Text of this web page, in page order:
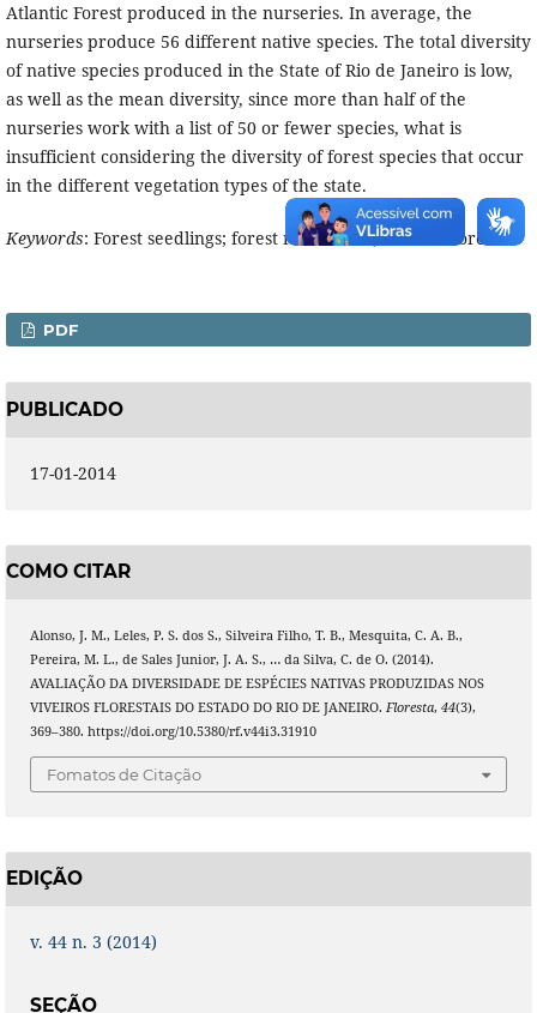
Atlantic Forest produced in the nurseries. In average, the
nurseries produce 56 different native species. The total diversity
of native species produced in the State of Rio de Janeiro is low,
as well as the mean diversity, since more than half of the
nurseries work with a list of 50 or fewer species, what is
insufficient considering the diversity of forest species that occur
in the different vegetation types of the state.
Keywords: Forest seedlings; forest restoration; Atlantic Forest.
PDF
PUBLICADO
17-01-2014
COMO CITAR
Alonso, J. M., Leles, P. S. dos S., Silveira Filho, T. B., Mesquita, C. A. B.,
Pereira, M. L., de Sales Junior, J. A. S., … da Silva, C. de O. (2014).
AVALIAÇÃO DA DIVERSIDADE DE ESPÉCIES NATIVAS PRODUZIDAS NOS
VIVEIROS FLORESTAIS DO ESTADO DO RIO DE JANEIRO. Floresta, 44(3),
369–380. https://doi.org/10.5380/rf.v44i3.31910
Fomatos de Citação
EDIÇÃO
v. 44 n. 3 (2014)
SEÇÃO